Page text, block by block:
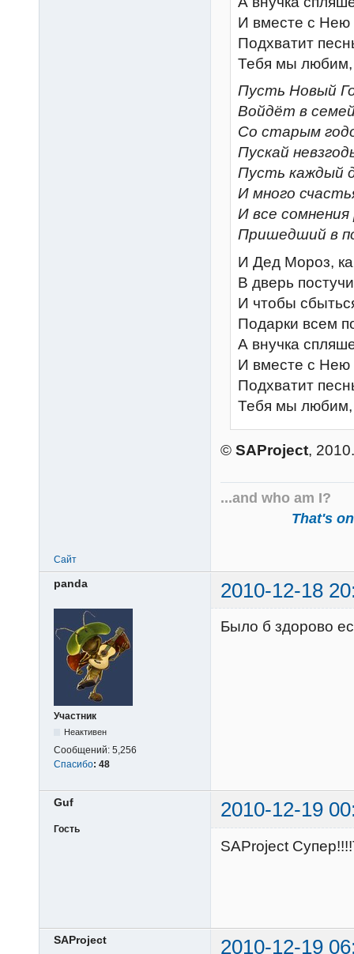
И вместе с Нею
Подхватит
Тебя мы
Пусть Новый
Войдёт в
Со старым
Пускай
Пусть каждый
И много
И все
Пришедший в
И Дед Мороз,
В дверь
И чтобы
Подарки всем
А внучка
И вместе с Нею
Подхватит
Тебя мы
© SAProject, 2010.
...and who am I?
That's
Сайт
panda 2010-12-18
Участник
Неактивен
Сообщений: 5,256
Спасибо: 48
Было б здорово
Guf 2010-12-19
Гость
SAProject
SAProject 2010-12-19